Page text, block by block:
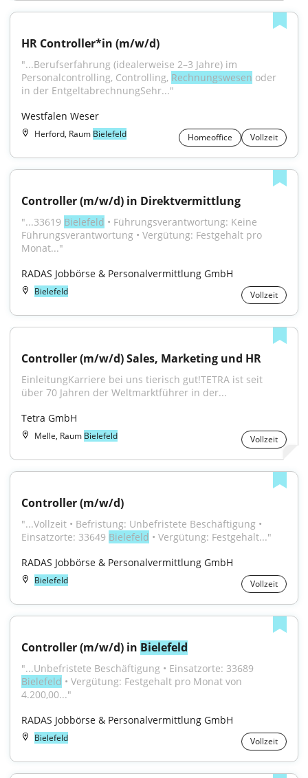
HR Controller*in (m/w/d)
"...Berufserfahrung (idealerweise 2–3 Jahre) im
Personalcontrolling, Controlling, Rechnungswesen oder
in der EntgeltabrechnungSehr..."
Westfalen Weser
Herford, Raum Bielefeld Homeoffice Vollzeit
Controller (m/w/d) in Direktvermittlung
"...33619 Bielefeld • Führungsverantwortung: Keine
Führungsverantwortung • Vergütung: Festgehalt pro
Monat..."
RADAS Jobbörse & Personalvermittlung GmbH
Bielefeld Vollzeit
Controller (m/w/d) Sales, Marketing und HR
EinleitungKarriere bei uns tierisch gut!TETRA ist seit
über 70 Jahren der Weltmarktführer in der...
Tetra GmbH
Melle, Raum Bielefeld Vollzeit
Controller (m/w/d)
"...Vollzeit • Befristung: Unbefristete Beschäftigung •
Einsatzorte: 33649 Bielefeld • Vergütung: Festgehalt..."
RADAS Jobbörse & Personalvermittlung GmbH
Bielefeld Vollzeit
Controller (m/w/d) in Bielefeld
Bielefeld • Vergütung: Festgehalt pro Monat von
4.200,00..."
RADAS Jobbörse & Personalvermittlung GmbH
Bielefeld Vollzeit